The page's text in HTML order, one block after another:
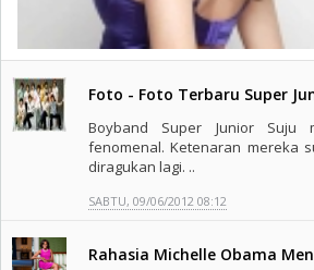
Foto - Foto Terbaru Super
Boyband Super Junior Suju
fenomenal. Ketenaran mereka
diragukan lagi. ..
SABTU, 09/06/2012 08:12
Rahasia Michelle Obama